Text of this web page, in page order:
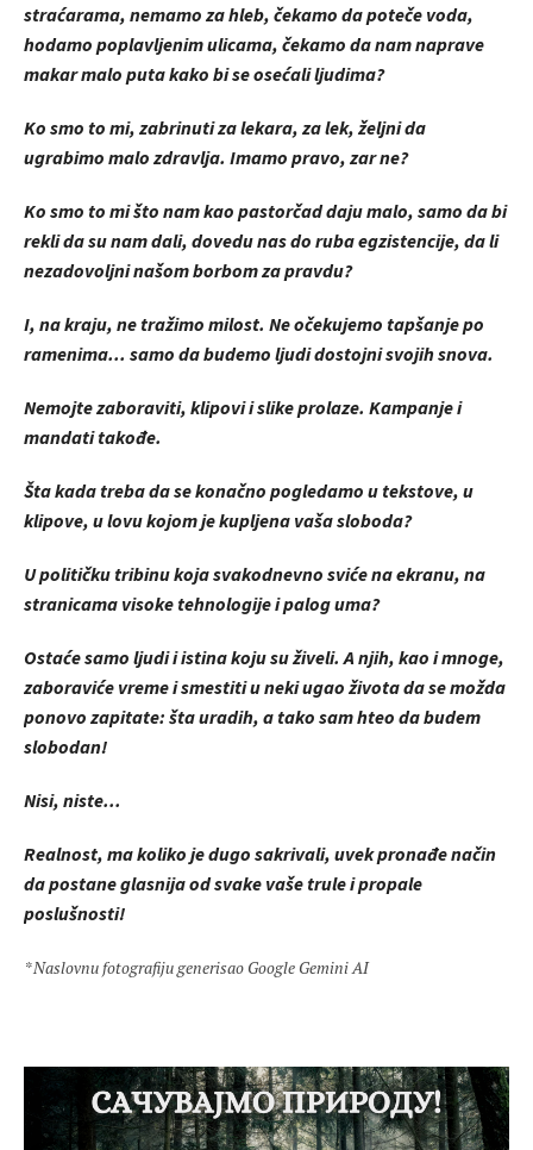
straćarama, nemamo za hleb, čekamo da poteče voda,
hodamo poplavljenim ulicama, čekamo da nam naprave
makar malo puta kako bi se osećali ljudima?
Ko smo to mi, zabrinuti za lekara, za lek, željni da
ugrabimo malo zdravlja. Imamo pravo, zar ne?
Ko smo to mi što nam kao pastorčad daju malo, samo da bi
rekli da su nam dali, dovedu nas do ruba egzistencije, da li
nezadovoljni našom borbom za pravdu?
I, na kraju, ne tražimo milost. Ne očekujemo tapšanje po
ramenima... samo da budemo ljudi dostojni svojih snova.
Nemojte zaboraviti, klipovi i slike prolaze. Kampanje i
mandati takođe.
Šta kada treba da se konačno pogledamo u tekstove, u
klipove, u lovu kojom je kupljena vaša sloboda?
U političku tribinu koja svakodnevno sviće na ekranu, na
stranicama visoke tehnologije i palog uma?
Ostaće samo ljudi i istina koju su živeli. A njih, kao i mnoge,
zaboraviće vreme i smestiti u neki ugao života da se možda
ponovo zapitate: šta uradih, a tako sam hteo da budem
slobodan!
Nisi, niste...
Realnost, ma koliko je dugo sakrivali, uvek pronađe način
da postane glasnija od svake vaše trule i propale
poslušnosti!
* Naslovnu fotografiju generisao Google Gemini AI